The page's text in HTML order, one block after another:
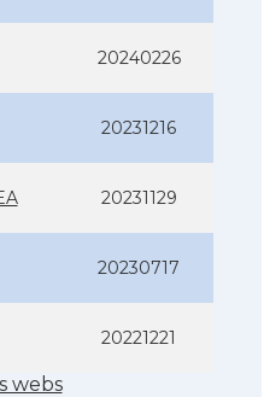
20240226
20231216
20231129
20230717
20221221
webs